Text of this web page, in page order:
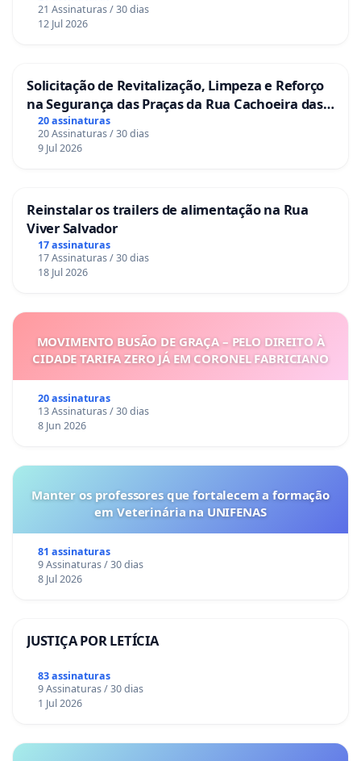
21 Assinaturas / 30 dias
12 Jul 2026
Solicitação de Revitalização, Limpeza e Reforço
na Segurança das Praças da Rua Cachoeira das
Sete Ilhas
20 assinaturas
20 Assinaturas / 30 dias
9 Jul 2026
Reinstalar os trailers de alimentação na Rua
Viver Salvador
17 assinaturas
17 Assinaturas / 30 dias
18 Jul 2026
MOVIMENTO BUSÃO DE GRAÇA – PELO DIREITO À
CIDADE TARIFA ZERO JÁ EM CORONEL FABRICIANO
20 assinaturas
13 Assinaturas / 30 dias
8 Jun 2026
Manter os professores que fortalecem a formação
em Veterinária na UNIFENAS
81 assinaturas
9 Assinaturas / 30 dias
8 Jul 2026
JUSTIÇA POR LETÍCIA
83 assinaturas
9 Assinaturas / 30 dias
1 Jul 2026